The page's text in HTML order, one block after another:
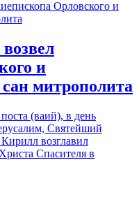
и
митрополита
(ваий), в день
Святейший
возглавил
Спасителя в